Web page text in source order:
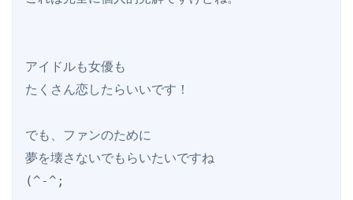
アイドルも女優も
たくさん恋したらいいです！
でも、ファンのために
夢を壊さないでもらいたいですね